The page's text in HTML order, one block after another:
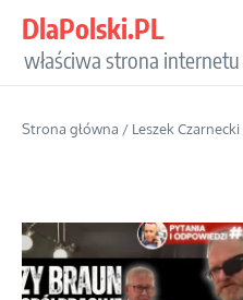
DlaPolski.PL
właściwa strona internetu
Strona główna / Leszek Czarnecki